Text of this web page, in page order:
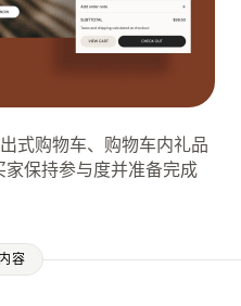
式购物车、购物车内礼品
保持参与度并准备完成
容